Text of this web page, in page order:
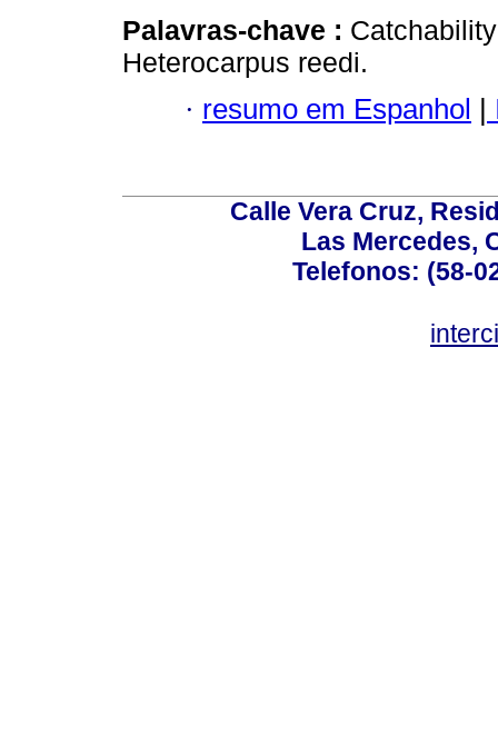
Palavras-chave :
Heterocarpus reedi.
· resumo em Espanhol
Calle Vera Cruz,
Las Mercedes,
Telefonos: (58-